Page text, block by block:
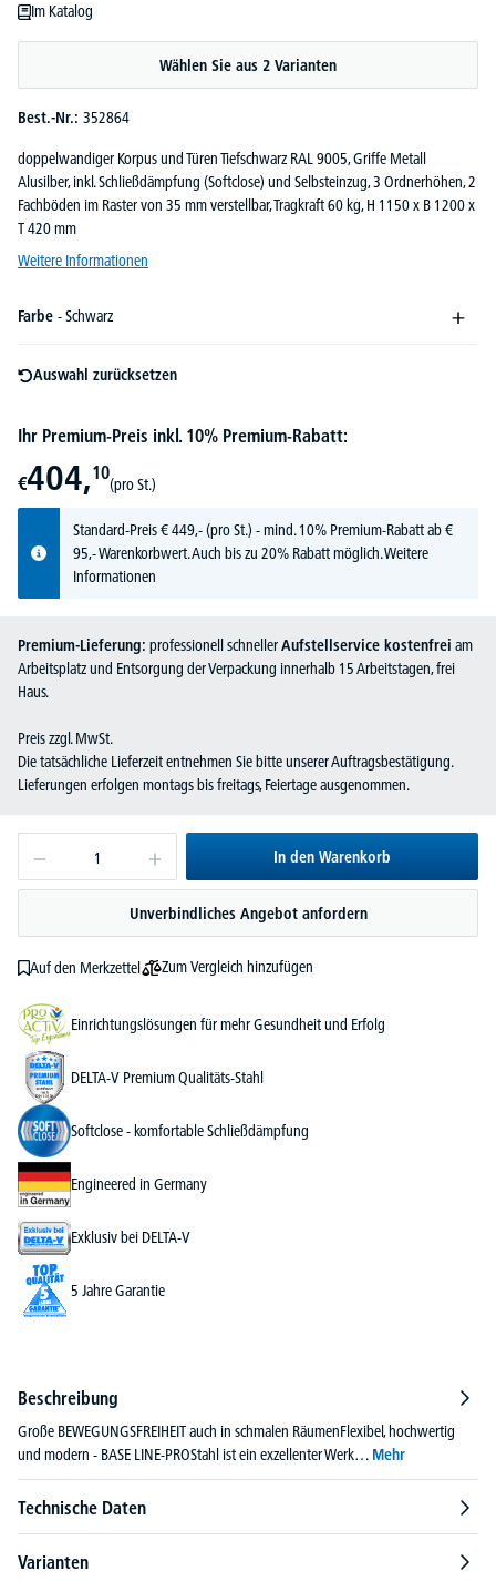
Im Katalog
Wählen Sie aus 2 Varianten
Best.-Nr.: 352864
doppelwandiger Korpus und Türen Tiefschwarz RAL 9005, Griffe Metall
Alusilber, inkl. Schließdämpfung (Softclose) und Selbsteinzug, 3 Ordnerhöhen, 2
Fachböden im Raster von 35 mm verstellbar, Tragkraft 60 kg, H 1150 x B 1200 x
T 420 mm
Weitere Informationen
Farbe - Schwarz
Auswahl zurücksetzen
Ihr Premium-Preis inkl. 10% Premium-Rabatt:
€404,10
(pro St.)
Standard-Preis€449,-(pro St.) - mind. 10% Premium-Rabatt ab €
95,- Warenkorbwert. Auch bis zu 20% Rabatt möglich.Weitere
Informationen
Premium-Lieferung: professionell schnellerAufstellservice kostenfrei am
Arbeitsplatz und Entsorgung der Verpackung innerhalb 15 Arbeitstagen, frei
Haus.
Preis zzgl. MwSt.
Die tatsächliche Lieferzeit entnehmen Sie bitte unserer Auftragsbestätigung.
Lieferungen erfolgen montags bis freitags, Feiertage ausgenommen.
In den Warenkorb
Unverbindliches Angebot anfordern
Auf den Merkzettel Zum Vergleich hinzufügen
Einrichtungslösungen für mehr Gesundheit und Erfolg
DELTA-V Premium Qualitäts-Stahl
Softclose - komfortable Schließdämpfung
Engineered in Germany
Exklusiv bei DELTA-V
5 Jahre Garantie
Beschreibung
Große BEWEGUNGSFREIHEIT auch in schmalen RäumenFlexibel, hochwertig
und modern - BASE LINE-PROStahl ist ein exzellenter Werk… Mehr
Technische Daten
Varianten